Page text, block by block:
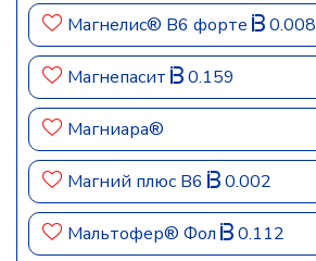
Магнелис® В6 форте 0.008
Магнепасит 0.159
Магниара®
Магний плюс В6 0.002
Мальтофер® Фол 0.112